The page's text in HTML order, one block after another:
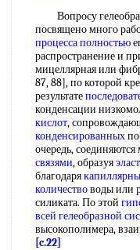
Вопросу
посвящено много
процесса полностью
распространение и
мицеллярная или
87, 88], по которой
результате
конденсации
кислот,
конденсированных
очередь,
связями, образуя
благодаря
количествоводы или
силиката. По этой
всей гелеобразной
высокополимера,
[c.22]